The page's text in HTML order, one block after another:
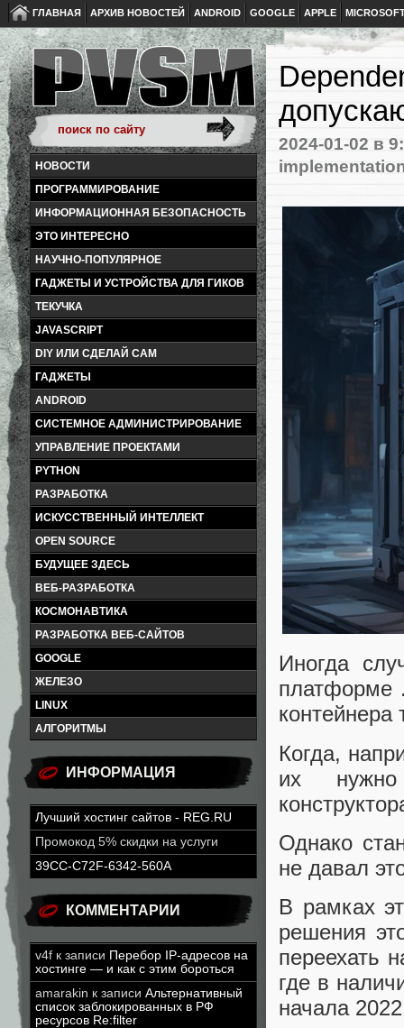
ГЛАВНАЯ АРХИВ НОВОСТЕЙ ANDROID GOOGLE APPLE
НОВОСТИ
ПРОГРАММИРОВАНИЕ
ИНФОРМАЦИОННАЯ БЕЗОПАСНОСТЬ
ЭТО ИНТЕРЕСНО
НАУЧНО-ПОПУЛЯРНОЕ
ГАДЖЕТЫ И УСТРОЙСТВА ДЛЯ ГИКОВ
ТЕКУЧКА
JAVASCRIPT
DIY ИЛИ СДЕЛАЙ САМ
ГАДЖЕТЫ
ANDROID
СИСТЕМНОЕ АДМИНИСТРИРОВАНИЕ
УПРАВЛЕНИЕ ПРОЕКТАМИ
PYTHON
РАЗРАБОТКА
ИСКУССТВЕННЫЙ ИНТЕЛЛЕКТ
OPEN SOURCE
БУДУЩЕЕ ЗДЕСЬ
ВЕБ-РАЗРАБОТКА
КОСМОНАВТИКА
РАЗРАБОТКА ВЕБ-САЙТОВ
GOOGLE
ЖЕЛЕЗО
LINUX
АЛГОРИТМЫ
ИНФОРМАЦИЯ
Лучший хостинг сайтов - REG.RU
Промокод 5% скидки на услуги
39CC-C72F-6342-560A
КОММЕНТАРИИ
v4f к записи Перебор IP-адресов на
хостинге — и как с этим бороться
amarakin к записи Альтернативный
список заблокированных в РФ
ресурсов Re:filter
2024-01-02 в
Иногда
платформе
контейнера
Когда,
их нужно
Однако
не давал
В рамках
решения
переехать
где в
начала